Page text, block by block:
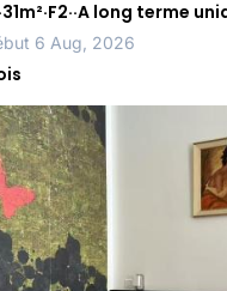
long terme
6 Aug, 2026